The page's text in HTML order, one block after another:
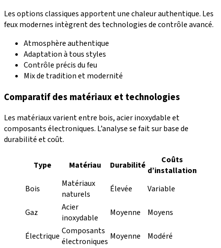
Les options classiques apportent une chaleur authentique. Les
feux modernes intègrent des technologies de contrôle avancé.
Atmosphère authentique
Adaptation à tous styles
Contrôle précis du feu
Mix de tradition et modernité
Comparatif des matériaux et technologies
Les matériaux varient entre bois, acier inoxydable et
composants électroniques. L’analyse se fait sur base de
durabilité et coût.
Type Matériau Durabilité
Coûts
d’installation
Bois
Matériaux
naturels
Élevée Variable
Gaz
Acier
inoxydable
Moyenne Moyens
Électrique Composants
électroniques Moyenne Modéré